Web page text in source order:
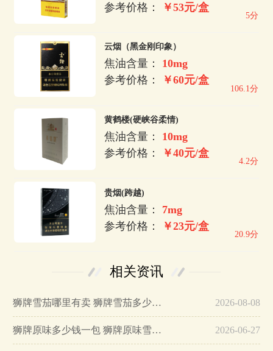
参考价格：
￥53元/盒
5分
云烟（黑金刚印象）
焦油含量： 10mg
参考价格：
￥60元/盒
106.1分
黄鹤楼(硬峡谷柔情)
焦油含量： 10mg
参考价格：
￥40元/盒
4.2分
贵烟(跨越)
焦油含量： 7mg
参考价格：
￥23元/盒
20.9分
相关资讯
狮牌雪茄哪里有卖 狮牌雪茄多少钱一包… 2026-08-08
狮牌原味多少钱一包 狮牌原味雪茄价格查询… 2026-06-27